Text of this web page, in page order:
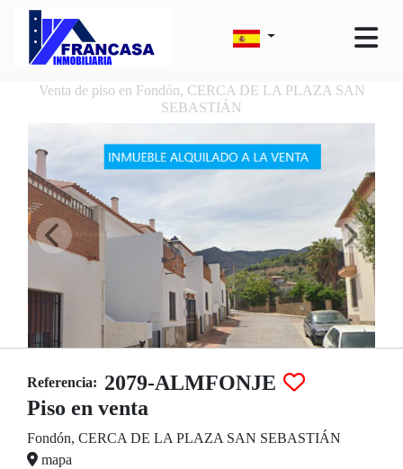
Venta de piso en Fondón, CERCA DE LA PLAZA SAN
SEBASTIÁN
Referencia: 2079-ALMFONJE
Piso en venta
Fondón, CERCA DE LA PLAZA SAN SEBASTIÁN
mapa